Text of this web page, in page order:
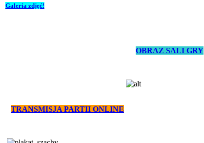
Galeria zdjęć!
TRANSMISJA PARTII ONLINE
OBRAZ SALI GRY